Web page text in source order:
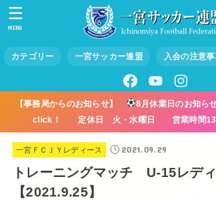
カテゴリー 一宮サッカー連盟 入会の注意
MENU
【事務局からのお知らせ】 8月休業日のお知ら
click！ 定休日 火・水曜日 営業時間
一宮ＦＣＪＹレディース 2021.09.29
トレーニングマッチ U-15レデ
【2021.9.25】